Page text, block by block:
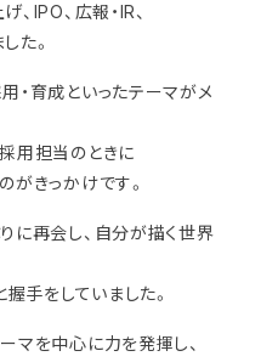
IPO、広報・IR、
た。
・育成といったテーマがメ
用担当のときに
がきっかけです。
に再会し、自分が描く世界
握手をしていました。
マを中心に力を発揮し、